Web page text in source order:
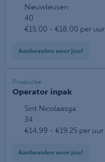
Nieuwleusen
40
€15,00 - €18,00 per uur
Aanbevolen voor jou!
Productie
Operator inpak
Sint Nicolaasga
34
€14,99 - €19,25 per uur
Aanbevolen voor jou!